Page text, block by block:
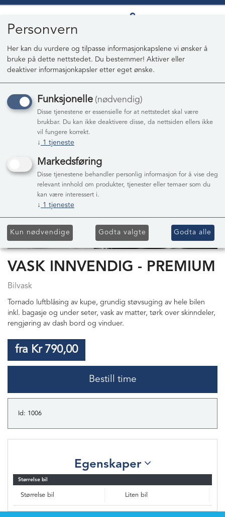
VASK INNVENDIG - PREMIUM
Bilvask
Tornado luftblåsing av kupe, grundig støvsuging av hele bilen
inkl. bagasje og under seter, vask av matter, tørk over skinndeler,
rengjøring av dash bord og vinduer.
fra Kr 790,00
Bestill time
Id: 1006
Egenskaper
Størrelse bil
Størrelse bil Liten bil
Personvern
Her kan du vurdere og tilpasse informasjonkapslene vi ønsker å
bruke på dette nettstedet. Du bestemmer! Aktiver eller
deaktiver informasjonkapsler etter eget ønske.
Funksjonelle (nødvendig)
Disse tjenestene er essensielle for at nettstedet skal være
brukbar. Du kan ikke deaktivere disse, da nettsiden ellers ikke
vil fungere korrekt.
↓ 1 tjeneste
Markedsføring
Disse tjenestene behandler personlig informasjon for å vise deg
relevant innhold om produkter, tjenester eller temaer som du
kan være interessert i.
↓ 1 tjeneste
Kun nødvendige Godta valgte Godta alle